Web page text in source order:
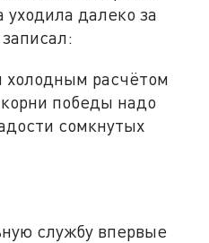
далеко за
холодным расчётом
победы надо
сомкнутых
службу впервые